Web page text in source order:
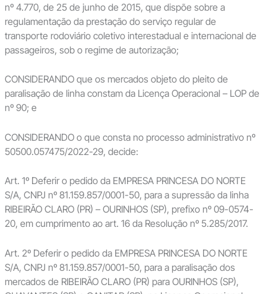
nº 4.770, de 25 de junho de 2015, que dispõe sobre a
regulamentação da prestação do serviço regular de
transporte rodoviário coletivo interestadual e internacional de
passageiros, sob o regime de autorização;
CONSIDERANDO que os mercados objeto do pleito de
paralisação de linha constam da Licença Operacional – LOP de
nº 90; e
CONSIDERANDO o que consta no processo administrativo nº
50500.057475/2022-29, decide:
Art. 1º Deferir o pedido da EMPRESA PRINCESA DO NORTE
S/A, CNPJ nº 81.159.857/0001-50, para a supressão da linha
RIBEIRÃO CLARO (PR) – OURINHOS (SP), prefixo nº 09-0574-
20, em cumprimento ao art. 16 da Resolução nº 5.285/2017.
Art. 2º Deferir o pedido da EMPRESA PRINCESA DO NORTE
S/A, CNPJ nº 81.159.857/0001-50, para a paralisação dos
mercados de RIBEIRÃO CLARO (PR) para OURINHOS (SP),